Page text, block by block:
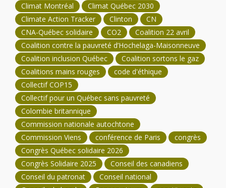
Climat Montréal
Climat Québec 2030
Climate Action Tracker
Clinton
CN
CNA-Québec solidaire
CO2
Coalition 22 avril
Coalition contre la pauvreté d’Hochelaga-Maisonneuve
Coalition inclusion Québec
Coalition sortons le gaz
Coalitions mains rouges
code d'éthique
Collectif COP15
Collectif pour un Québec sans pauvreté
Colombie britannique
Commission nationale autochtone
Commission Viens
conférence de Paris
congrès
Congrès Québec solidaire 2026
Congrès Solidaire 2025
Conseil des canadiens
Conseil du patronat
Conseil national